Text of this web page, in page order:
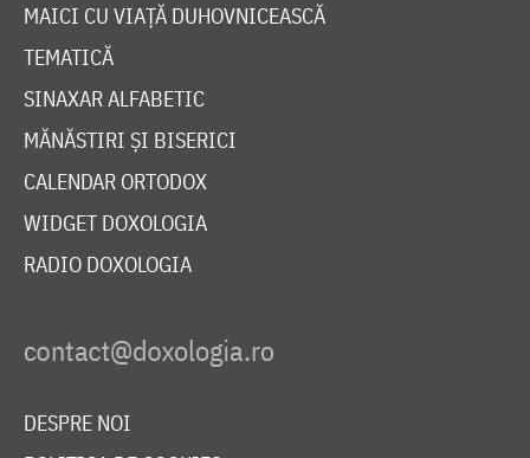
MAICI CU VIAȚĂ DUHOVNICEASCĂ
TEMATICĂ
SINAXAR ALFABETIC
MĂNĂSTIRI ȘI BISERICI
CALENDAR ORTODOX
WIDGET DOXOLOGIA
RADIO DOXOLOGIA
DESPRE NOI